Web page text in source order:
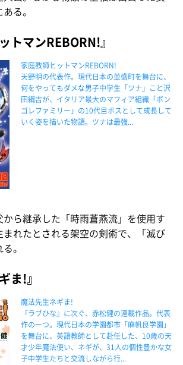
る。
トマンREBORN!』
家庭教師ヒットマンREBORN!
天野明の代表作。現代日本の並盛町を舞台に、
何をやってもダメな男子中学生「ツナ」こと沢
田綱吉が、イタリア最大のマフィア組織「ボン
ゴレファミリー」の10代目ボスとして成長して
いく姿を描いた物語。ツナは最強...
ら継承した「時雨蒼燕流」を使用す
まれたとされる架空の剣術で、「滅び
。
ま!』
魔法先生ネギま!
『ラブひな』に次ぐ、赤松健の連載作品。代表
作の一つ。現代日本の学園都市「麻帆良学園」
を舞台に、英語教師として赴任した、10歳の天
才少年魔法使い、ネギが、31人の個性豊かな女
子中学生たちと交流しながら行...